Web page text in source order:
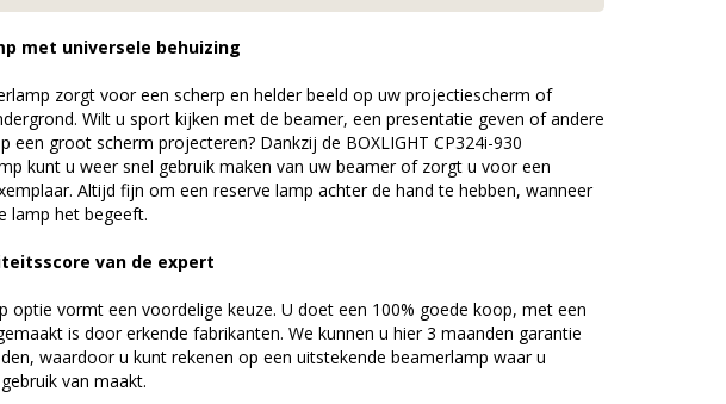
met universele behuizing
zorgt voor een scherp en helder beeld op uw projectiescherm of
Wilt u sport kijken met de beamer, een presentatie geven of andere
een groot scherm projecteren? Dankzij de BOXLIGHT CP324i-930
kunt u weer snel gebruik maken van uw beamer of zorgt u voor een
Altijd fijn om een reserve lamp achter de hand te hebben, wanneer
lamp het begeeft.
van de expert
optie vormt een voordelige keuze. U doet een 100% goede koop, met een
is door erkende fabrikanten. We kunnen u hier 3 maanden garantie
waardoor u kunt rekenen op een uitstekende beamerlamp waar u
van maakt.